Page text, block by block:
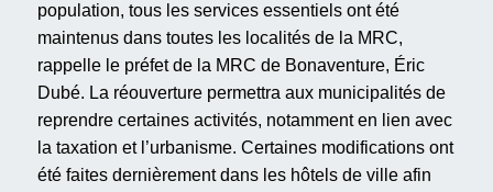
population, tous les services essentiels ont été
maintenus dans toutes les localités de la MRC,
rappelle le préfet de la MRC de Bonaventure, Éric
Dubé. La réouverture permettra aux municipalités de
reprendre certaines activités, notamment en lien avec
la taxation et l’urbanisme. Certaines modifications ont
été faites dernièrement dans les hôtels de ville afin